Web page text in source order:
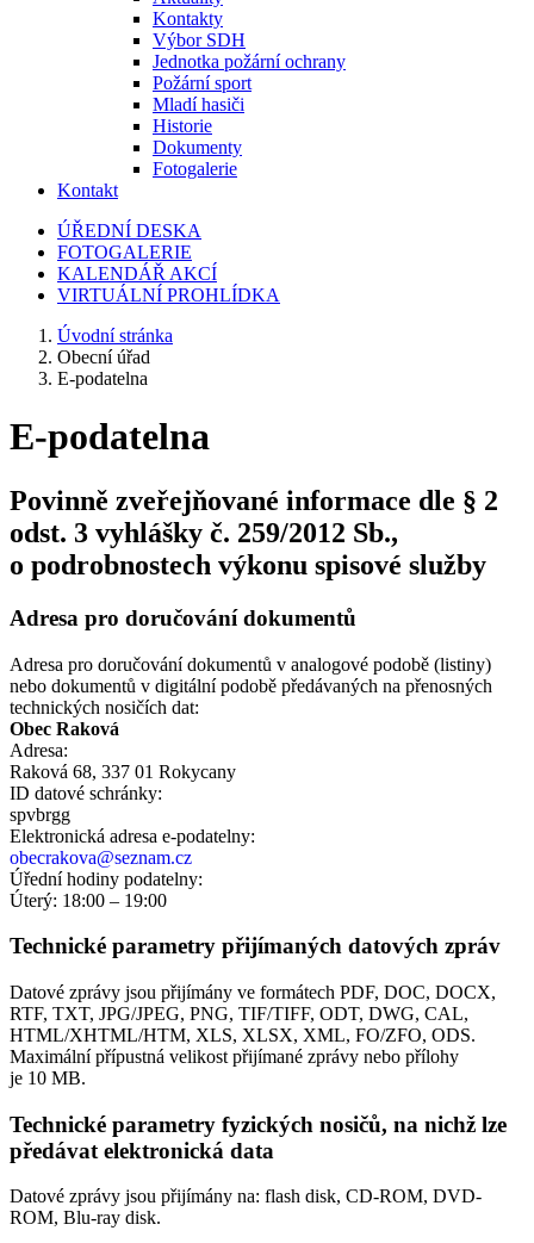
Kontakty
Výbor SDH
Jednotka požární ochrany
Požární sport
Mladí hasiči
Historie
Dokumenty
Fotogalerie
Kontakt
ÚŘEDNÍ DESKA
FOTOGALERIE
KALENDÁŘ AKCÍ
VIRTUÁLNÍ PROHLÍDKA
Úvodní stránka
Obecní úřad
E-podatelna
E-podatelna
Povinně zveřejňované informace dle § 2
odst. 3 vyhlášky č. 259/2012 Sb.,
o podrobnostech výkonu spisové služby
Adresa pro doručování dokumentů
Adresa pro doručování dokumentů v analogové podobě (listiny)
nebo dokumentů v digitální podobě předávaných na přenosných
technických nosičích dat:
Obec Raková
Adresa:
Raková 68, 337 01 Rokycany
ID datové schránky:
spvbrgg
Elektronická adresa e‑podatelny:
obecrakova@seznam.cz
Úřední hodiny podatelny:
Úterý: 18:00 – 19:00
Technické parametry přijímaných datových zpráv
Datové zprávy jsou přijímány ve formátech PDF, DOC, DOCX,
RTF, TXT, JPG/JPEG, PNG, TIF/TIFF, ODT, DWG, CAL,
HTML/XHTML/HTM, XLS, XLSX, XML, FO/ZFO, ODS.
Maximální přípustná velikost přijímané zprávy nebo přílohy
je 10 MB.
Technické parametry fyzických nosičů, na nichž lze
předávat elektronická data
Datové zprávy jsou přijímány na: flash disk, CD-ROM, DVD-
ROM, Blu-ray disk.